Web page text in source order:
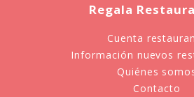
Regala
Cuenta
Información nuevos
Quiénes
Contacto